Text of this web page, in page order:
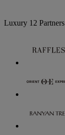
Luxury 12 Partners